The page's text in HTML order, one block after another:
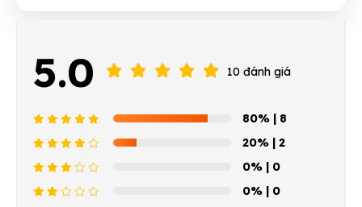
5.0 10 đánh giá
80% | 8
20% | 2
0% | 0
0% | 0